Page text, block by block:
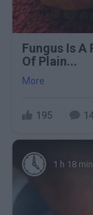
Fungus Is A
Of Plain...
More
195
1 h 18 min